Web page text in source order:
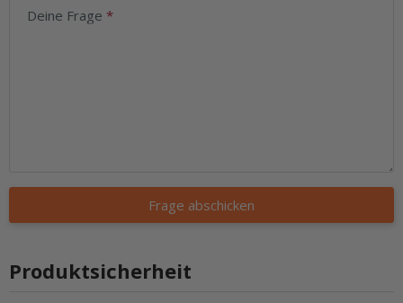
Deine Frage
Frage abschicken
Produktsicherheit